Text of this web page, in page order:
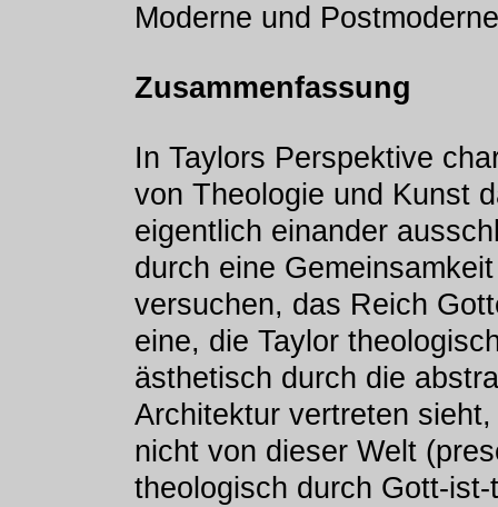
Moderne und
Zusammenfassung
In Taylors Perspektive
von Theologie und Kunst
eigentlich einander
durch eine
versuchen, das Reich
eine, die Taylor
ästhetisch durch die
Architektur vertreten
nicht von dieser Welt
theologisch durch Gott-